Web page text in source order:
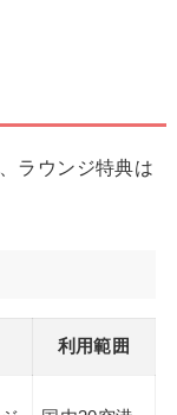
ラウンジ特典は
利用範囲